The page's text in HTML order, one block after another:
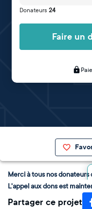
Donateurs 24
Faire un
Merci à tous nos
L'appel aux dons est
Partager ce projet